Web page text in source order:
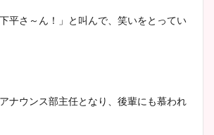
平さ～ん！」と叫んで、笑いをとってい
ナウンス部主任となり、後輩にも慕われ